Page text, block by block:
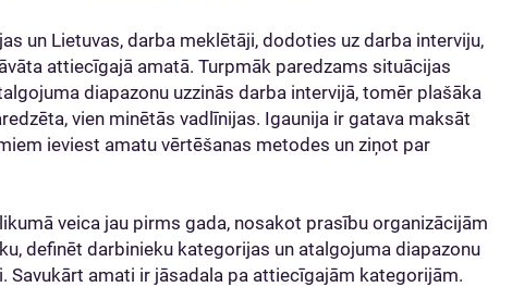
un Lietuvas, darba meklētāji, dodoties uz darba interviju,
attiecīgajā amatā. Turpmāk paredzams situācijas
diapazonu uzzinās darba intervijā, tomēr plašāka
vien minētās vadlīnijas. Igaunija ir gatava maksāt
ieviest amatu vērtēšanas metodes un ziņot par
veica jau pirms gada, nosakot prasību organizācijām
definēt darbinieku kategorijas un atalgojuma diapazonu
amati ir jāsadala pa attiecīgajām kategorijām.